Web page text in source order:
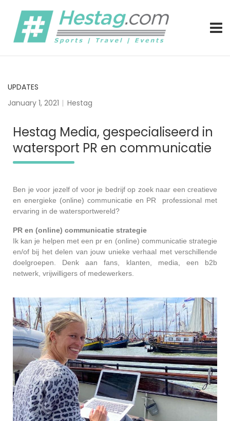
Hestag Media – (interim)
Better Connected by Hestag – Freelance communications,
UPDATES
January 1, 2021
Hestag
Hestag Media, gespecialiseerd in
watersport PR en communicatie
Ben je voor jezelf of voor je bedrijf op zoek naar een creatieve
en energieke (online) communicatie en PR professional met
ervaring in de watersportwereld?
PR en (online) communicatie strategie
Ik kan je helpen met een pr en (online) communicatie strategie
en/of bij het delen van jouw unieke verhaal met verschillende
doelgroepen. Denk aan fans, klanten, media, een b2b
netwerk, vrijwilligers of medewerkers.